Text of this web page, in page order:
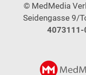
© MedMedia
Seidengasse 9/
4073111-